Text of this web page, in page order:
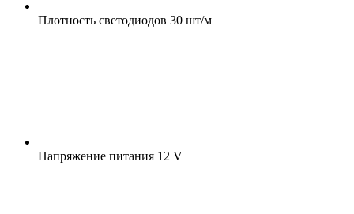
Плотность светодиодов 30 шт/м
Напряжение питания 12 V